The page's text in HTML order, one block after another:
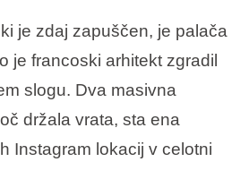
je zdaj zapuščen, je palača
je francoski arhitekt zgradil
slogu. Dva masivna
držala vrata, sta ena
Instagram lokacij v celotni